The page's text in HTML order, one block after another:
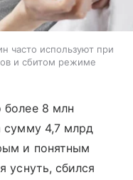
часто используют при
и сбитом режиме
8 млн
сумму 4,7 млрд
и понятным
уснуть, сбился